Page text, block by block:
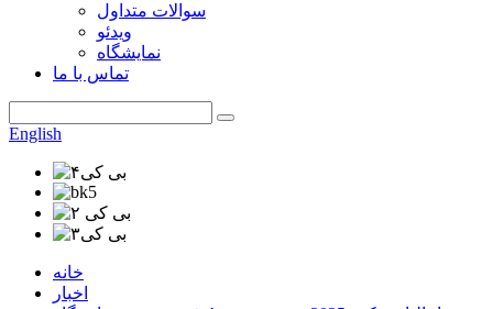
سوالات متداول
ویدئو
نمایشگاه
تماس با ما
English
خانه
اخبار